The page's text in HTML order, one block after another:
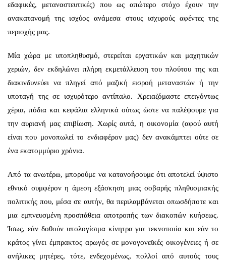
εδαφικές, μεταναστευτικές) που ως απώτερο στόχο έχουν την
ανακατανομή της ισχύος ανάμεσα στους ισχυρούς αφέντες της
περιοχής μας.
Μία χώρα με υποπληθυσμό, στερείται εργατικών και μαχητικών
χεριών, δεν εκδηλώνει πλήρη εκμετάλλευση του πλούτου της και
διακινδυνεύει να πληγεί από μαζική εισροή μεταναστών ή την
υποταγή της σε ισχυρότερο αντίπαλο. Χρειαζόμαστε επειγόντως
χέρια, πόδια και κεφάλια ελληνικά ούτως ώστε να παλέψουμε για
την αυριανή μας επιβίωση. Χωρίς αυτά, η οικονομία (αφού αυτή
είναι που μονοπωλεί το ενδιαφέρον μας) δεν ανακάμπτει ούτε σε
ένα εκατομμύριο χρόνια.
Από τα ανωτέρω, μπορούμε να κατανοήσουμε ότι αποτελεί ύψιστο
εθνικό συμφέρον η άμεση εξάσκηση μιας σοβαρής πληθυσμιακής
πολιτικής που, μέσα σε αυτήν, θα περιλαμβάνεται οπωσδήποτε και
μια εμπνευσμένη προσπάθεια αποτροπής των διακοπών κυήσεως.
Ίσως, εάν δοθούν υπολογίσιμα κίνητρα για τεκνοποιία και εάν το
κράτος γίνει έμπρακτος αρωγός σε μονογονεϊκές οικογένειες ή σε
ανήλικες μητέρες, τότε, ενδεχομένως, πολλοί από αυτούς τους